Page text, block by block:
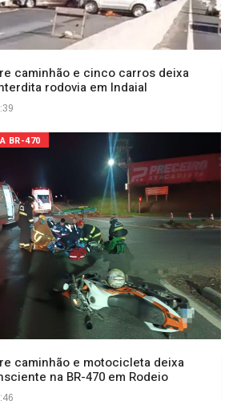
caminhão e cinco carros deixa
rodovia em Indaial
BR-470
caminhão e motocicleta deixa
na BR-470 em Rodeio